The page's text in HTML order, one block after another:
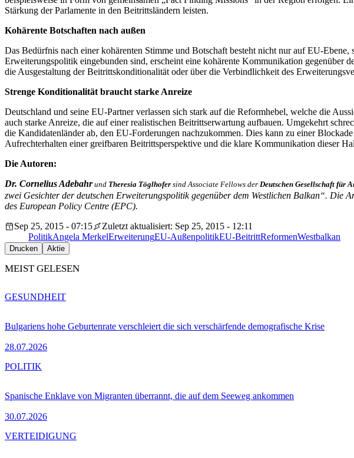
Stärkung der Parlamente in den Beitrittsländern leisten.
Kohärente Botschaften nach außen
Das Bedürfnis nach einer kohärenten Stimme und Botschaft besteht nicht nur auf EU-
Erweiterungspolitik eingebunden sind, erscheint eine kohärente Kommunikation gegenüber
die Ausgestaltung der Beitrittskonditionalität oder über die Verbindlichkeit des
Strenge Konditionalität braucht starke Anreize
Deutschland und seine EU-Partner verlassen sich stark auf die Reformhebel, welche die
auch starke Anreize, die auf einer realistischen Beitrittserwartung aufbauen. Umgekehrt
die Kandidatenländer ab, den EU-Forderungen nachzukommen. Dies kann zu einer
Aufrechterhalten einer greifbaren Beitrittsperspektive und die klare Kommunikation dieser
Die Autoren:
Dr. Cornelius Adebahrund Theresia Töglhofer sind Associate Fellows der Deutschen Gesellschaft für
zwei Gesichter der deutschen Erweiterungspolitik gegenüber dem Westlichen Balkan“. Die
des European Policy Centre (EPC).
Sep 25, 2015 - 07:15
Zuletzt aktualisiert: Sep 25, 2015 - 12:11
PolitikAngela MerkelErweiterungEU-AußenpolitikEU-BeitrittReformenWestbalkan
Drucken Aktie
MEIST GELESEN
Bulgariens hohe Geburtenrate verschleiert die sich verschärfende demografische Krise
28.07.2026
GESUNDHEIT
Spanische Enklave von Migranten überrannt, die auf dem Seeweg ankommen
30.07.2026
POLITIK
VERTEIDIGUNG